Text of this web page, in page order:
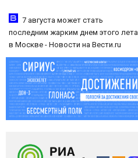
7 августа может стать
последним жарким днем этого лета
в Москве - Новости на Вести.ru